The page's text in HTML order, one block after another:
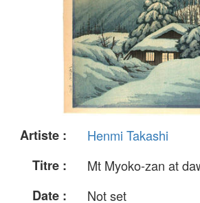
Artiste :
Henmi Takashi
Titre :
Mt Myoko-zan at
Date :
Not set